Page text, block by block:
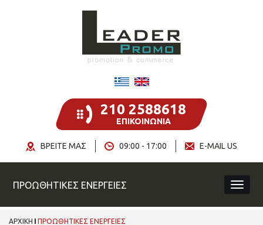
210 2588618
ΕΠΙΚΟΙΝΩΝΙΑ
E-MAIL US
09:00 - 17:00
ΒΡΕΙΤΕ ΜΑΣ
ΠΡΟΩΘΗΤΙΚΕΣ ΕΝΕΡΓΕΙΕΣ
ΑΡΧΙΚΗ ΠΡΟΩΘΗΤΙΚΕΣ ΕΝΕΡΓΕΙΕΣ